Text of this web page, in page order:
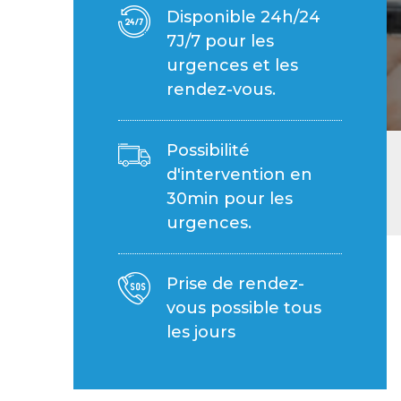
Disponible 24h/24
7J/7 pour les
urgences et les
rendez-vous.
Possibilité
d'intervention en
30min pour les
urgences.
Prise de rendez-
vous possible tous
les jours